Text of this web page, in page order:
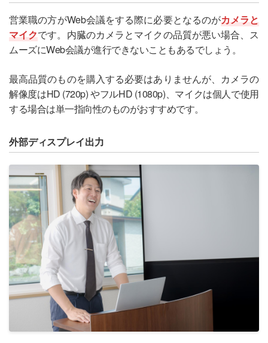
営業職の方がWeb会議をする際に必要となるのがカメラと
マイクです。内臓のカメラとマイクの品質が悪い場合、ス
ムーズにWeb会議が進行できないこともあるでしょう。
最高品質のものを購入する必要はありませんが、カメラの
解像度はHD (720p) やフルHD (1080p)、マイクは個人で使用
する場合は単一指向性のものがおすすめです。
外部ディスプレイ出力